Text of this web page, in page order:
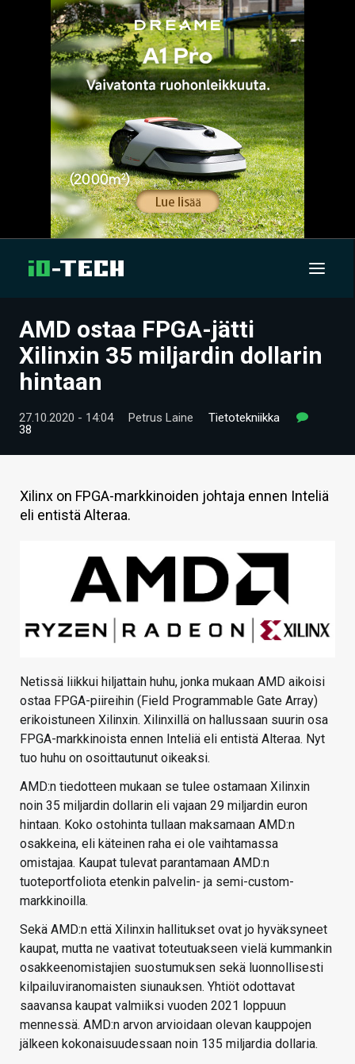
UUTISET
ARTIKKELIT
VIDEOT
HINTA.FI
VAIHDA TEEMA
AMD ostaa FPGA-jätti
Xilinxin 35 miljardin dollarin
hintaan
27.10.2020 - 14:04 Petrus Laine
Tietotekniikka
38
Xilinx on FPGA-markkinoiden johtaja ennen Inteliä
eli entistä Alteraa.
Netissä liikkui hiljattain huhu, jonka mukaan AMD aikoisi
ostaa FPGA-piireihin (Field Programmable Gate Array)
erikoistuneen Xilinxin. Xilinxillä on hallussaan suurin osa
FPGA-markkinoista ennen Inteliä eli entistä Alteraa. Nyt
tuo huhu on osoittautunut oikeaksi.
AMD:n tiedotteen mukaan se tulee ostamaan Xilinxin
noin 35 miljardin dollarin eli vajaan 29 miljardin euron
hintaan. Koko ostohinta tullaan maksamaan AMD:n
osakkeina, eli käteinen raha ei ole vaihtamassa
omistajaa. Kaupat tulevat parantamaan AMD:n
tuoteportfoliota etenkin palvelin- ja semi-custom-
markkinoilla.
Sekä AMD:n että Xilinxin hallitukset ovat jo hyväksyneet
kaupat, mutta ne vaativat toteutuakseen vielä kummankin
osakkeenomistajien suostumuksen sekä luonnollisesti
kilpailuviranomaisten siunauksen. Yhtiöt odottavat
saavansa kaupat valmiiksi vuoden 2021 loppuun
mennessä. AMD:n arvon arvioidaan olevan kauppojen
jälkeen kokonaisuudessaan noin 135 miljardia dollaria.